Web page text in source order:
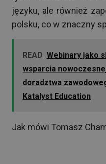
języku, ale również
polsku, co w znaczny
READ Webinary jako
wsparcia
doradztwa
Katalyst Education
Jak mówi Tomasz